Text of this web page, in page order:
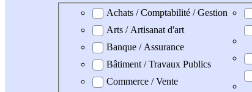
Domaine professionel
Achats / Comptabilité / Gestion
Arts / Artisanat d'art
Banque / Assurance
Bâtiment / Travaux Publics
Commerce / Vente